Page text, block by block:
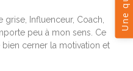
grise, Influenceur, Coach,
peu à mon sens. Ce
bien cerner la motivation et